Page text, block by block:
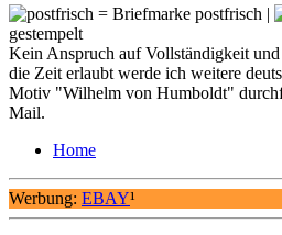
= Briefmarke postfrisch |
gestempelt
Kein Anspruch auf Vollständigkeit
die Zeit erlaubt werde ich weitere
Motiv "Wilhelm von Humboldt"
Mail.
Home
Werbung: EBAY¹